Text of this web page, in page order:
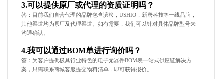
3.可以提供原厂或代理的资质证明吗？
答：目前我们自营代理的品牌包含滨松，USHIO，新唐科技等一线品牌，
其他渠道均为原厂及代理渠道。如有需要，我们可以针对具体品牌型号来
沟通确认。
4.我可以通过BOM单进行询价吗？
答：为客户提供极具行业特色的电子元器件BOM表一站式供应链解决方
案，只需联系商城客服提交物料清单，即可获得报价。